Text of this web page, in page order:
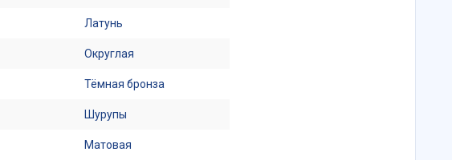
Латунь
Округлая
Тёмная бронза
Шурупы
Матовая